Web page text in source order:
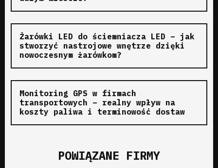
Żarówki LED do ściemniacza LED – jak
stworzyć nastrojowe wnętrze dzięki
nowoczesnym żarówkom?
Monitoring GPS w firmach
transportowych – realny wpływ na
koszty paliwa i terminowość dostaw
POWIĄZANE FIRMY